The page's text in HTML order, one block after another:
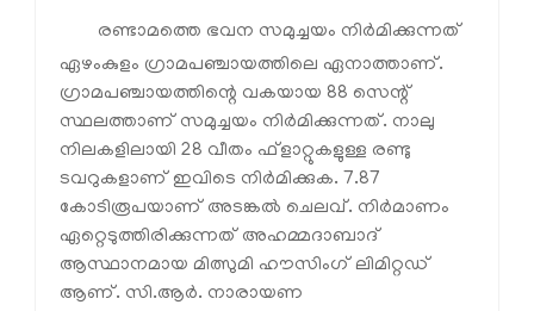
രണ്ടാമത്തെ ഭവന സമുച്ചയം നിര്‍മിക്കുന്നത്
ഏഴംകുളം ഗ്രാമപഞ്ചായത്തിലെ ഏനാത്താണ്.
ഗ്രാമപഞ്ചായത്തിന്റെ വകയായ 88 സെന്റ്
സ്ഥലത്താണ് സമുച്ചയം നിര്‍മിക്കുന്നത്. നാലു
നിലകളിലായി 28 വീതം ഫ്‌ളാറ്റുകളുള്ള രണ്ടു
ടവറുകളാണ് ഇവിടെ നിര്‍മിക്കുക. 7.87
കോടിരൂപയാണ് അടങ്കല്‍ ചെലവ്. നിര്‍മാണം
ഏറ്റെടുത്തിരിക്കുന്നത് അഹമ്മദാബാദ്
ആസ്ഥാനമായ മിത്സുമി ഹൗസിംഗ് ലിമിറ്റഡ്
ആണ്. സി.ആര്‍. നാരായണ